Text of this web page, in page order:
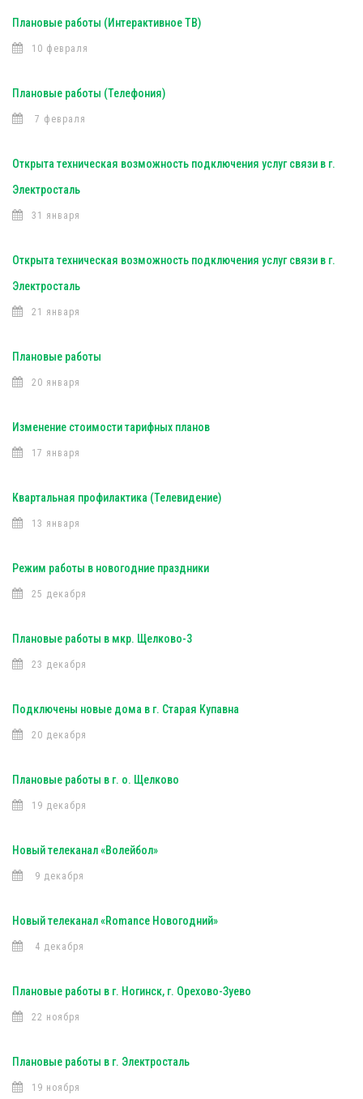
Плановые работы (Интерактивное ТВ)
10 февраля
Плановые работы (Телефония)
7 февраля
Открыта техническая возможность подключения услуг связи в г.
Электросталь
31 января
Открыта техническая возможность подключения услуг связи в г.
Электросталь
21 января
Плановые работы
20 января
Изменение стоимости тарифных планов
17 января
Квартальная профилактика (Телевидение)
13 января
Режим работы в новогодние праздники
25 декабря
Плановые работы в мкр. Щелково-3
23 декабря
Подключены новые дома в г. Старая Купавна
20 декабря
Плановые работы в г. о. Щелково
19 декабря
Новый телеканал «Волейбол»
9 декабря
Новый телеканал «Romance Новогодний»
4 декабря
Плановые работы в г. Ногинск, г. Орехово-Зуево
22 ноября
Плановые работы в г. Электросталь
19 ноября